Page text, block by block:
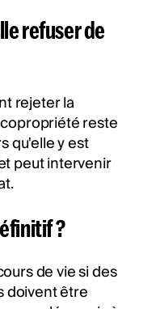
refuser de
rejeter la
reste
qu'elle y est
peut intervenir
?
de vie si des
doivent être